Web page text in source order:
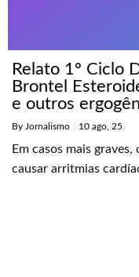
Relato 1º Ciclo
Brontel
e outros
By Jornalismo 10 ago, 25
Em casos mais
causar arritmias